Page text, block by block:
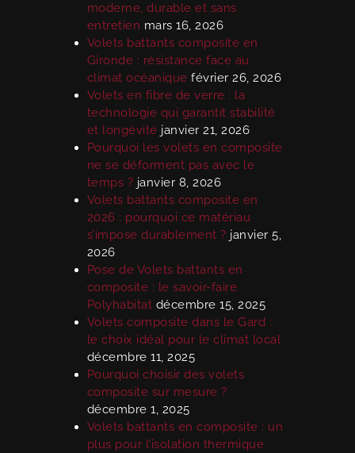
moderne, durable et sans
entretien mars 16, 2026
Volets battants composite en
Gironde : résistance face au
climat océanique février 26, 2026
Volets en fibre de verre : la
technologie qui garantit stabilité
et longévité janvier 21, 2026
Pourquoi les volets en composite
ne se déforment pas avec le
temps ? janvier 8, 2026
Volets battants composite en
2026 : pourquoi ce matériau
s’impose durablement ? janvier 5,
2026
Pose de Volets battants en
composite : le savoir-faire
Polyhabitat décembre 15, 2025
Volets composite dans le Gard :
le choix idéal pour le climat local
décembre 11, 2025
Pourquoi choisir des volets
composite sur mesure ?
décembre 1, 2025
Volets battants en composite : un
plus pour l’isolation thermique